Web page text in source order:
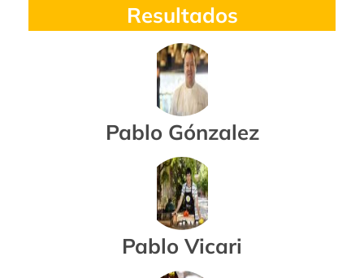
Resultados
Pablo Gónzalez
Pablo Vicari